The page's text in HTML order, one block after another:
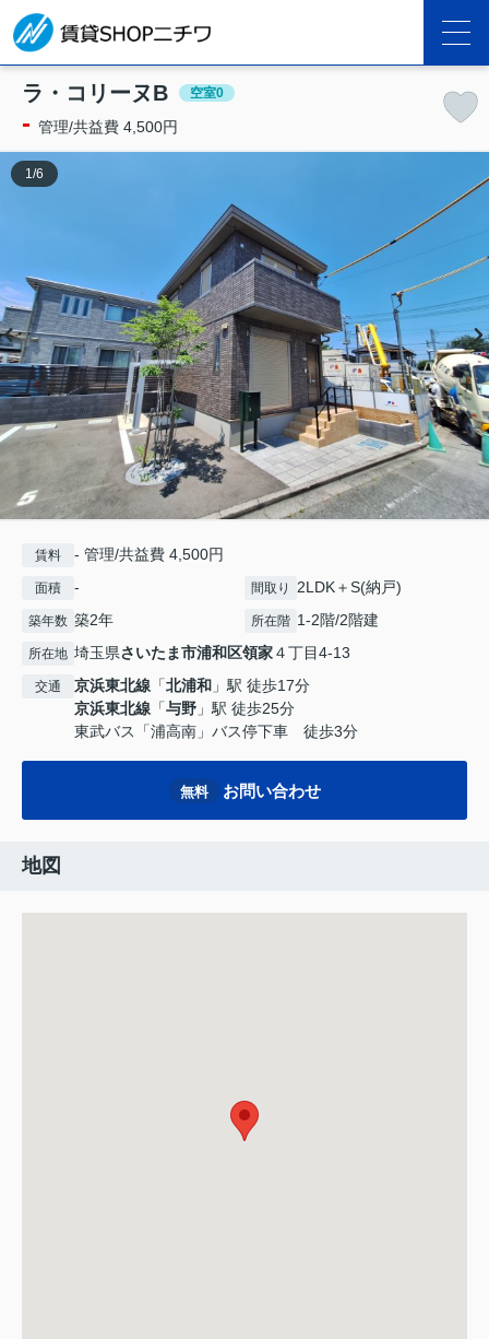
ラ・コリーヌB 空室0
- 管理/共益費 4,500円
1 /6
賃料 - 管理/共益費 4,500円
面積 - 間取り 2LDK＋S(納戸)
築年数 築2年 所在階 1-2階/2階建
所在地 埼玉県さいたま市浦和区領家４丁目4-13
交通 京浜東北線 「北浦和 」駅 徒歩17分
京浜東北線 「与野 」駅 徒歩25分
東武バス「浦高南」バス停下車 徒歩3分
無料 お問い合わせ
地図